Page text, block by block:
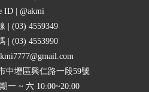
ID | @akmi
| (03) 4559349
| (03) 4553990
中壢區興仁路一段59號
一 ~ 六 10:00~20:00